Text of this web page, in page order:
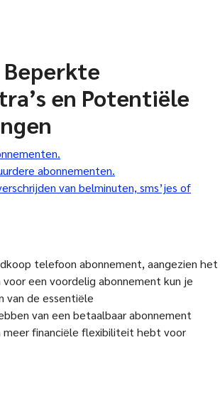
en Potentiële
abonnementen.
van belminuten, sms’jes of
telefoon abonnement, aangezien het
een voordelig abonnement kun je
van de essentiële
van een betaalbaar abonnement
financiële flexibiliteit hebt voor